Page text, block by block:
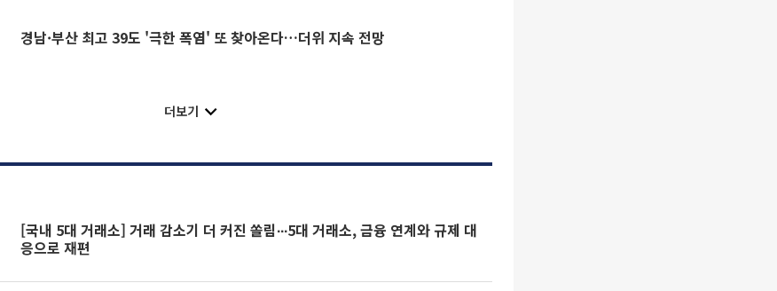
경남·부산 최고 39도 '극한 폭염' 또 찾아온다…더위 지속 전망
더보기
[국내 5대 거래소] 거래 감소기 더 커진 쏠림∙∙∙5대 거래소, 금융 연계와 규제 대
응으로 재편